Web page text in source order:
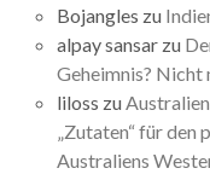
Bojangles zu
alpay sansar zu
Geheimnis? Nicht
liloss zu
„Zutaten“ für den
Australiens